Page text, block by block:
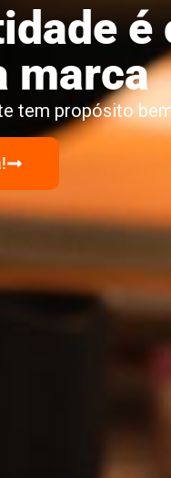
é
marca
tem propósito